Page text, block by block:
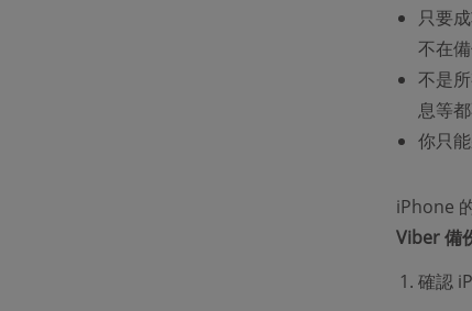
只要
不在
不是
息等
你只
iPhone
Viber 備
確認